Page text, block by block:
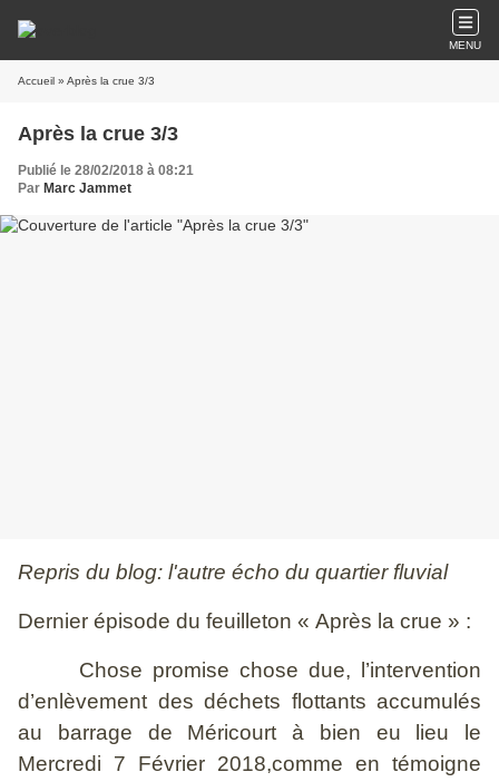
MENU
Accueil » Après la crue 3/3
Après la crue 3/3
Publié le 28/02/2018 à 08:21
Par Marc Jammet
Repris du blog: l'autre écho du quartier fluvial
Dernier épisode du feuilleton « Après la crue » :
Chose promise chose due, l’intervention
d’enlèvement des déchets flottants accumulés
au barrage de Méricourt à bien eu lieu le
Mercredi 7 Février 2018,comme en témoigne